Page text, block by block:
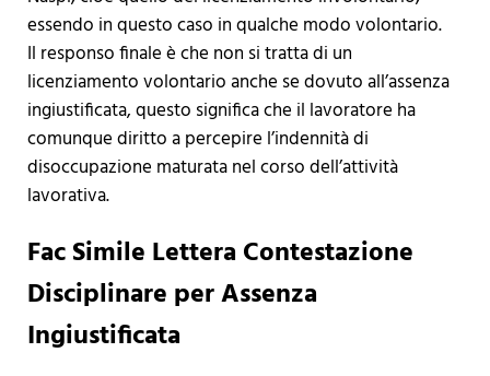
essendo in questo caso in qualche modo volontario.
Il responso finale è che non si tratta di un
licenziamento volontario anche se dovuto all’assenza
ingiustificata, questo significa che il lavoratore ha
comunque diritto a percepire l’indennità di
disoccupazione maturata nel corso dell’attività
lavorativa.
Fac Simile Lettera Contestazione
Disciplinare per Assenza
Ingiustificata